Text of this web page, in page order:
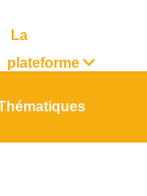
La
plateforme